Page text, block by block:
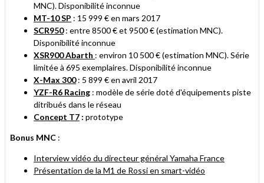
MNC). Disponibilité inconnue
MT-10 SP : 15 999 € en mars 2017
SCR950: entre 8500 € et 9500 € (estimation MNC).
Disponibilité inconnue
XSR900 Abarth : environ 10 500 € (estimation MNC). Série
limitée à 695 exemplaires. Disponibilité inconnue
X-Max 300 : 5 899 € en avril 2017
YZF-R6 Racing : modèle de série doté d'équipements piste
ditribués dans le réseau
Concept T7 : prototype
Bonus MNC :
Interview vidéo du directeur général Yamaha France
Présentation de la M1 de Rossi en smart-vidéo